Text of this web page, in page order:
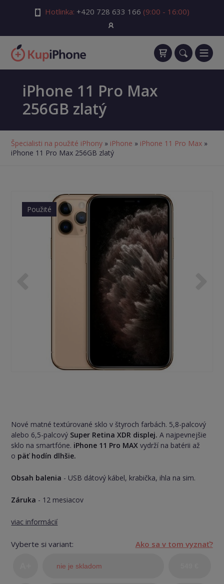
Hotlinka: +420 728 633 166 (9:00 - 16:00)
iPhone 11 Pro Max
256GB zlatý
Špecialisti na použité iPhony » iPhone » iPhone 11 Pro Max »
iPhone 11 Pro Max 256GB zlatý
Použité
Nové matné textúrované sklo v štyroch farbách. 5,8-palcový
alebo 6,5-palcový Super Retina XDR displej. A najpevnejšie
sklo na smartfóne. iPhone 11 Pro MAXvydrží na batérii až
o päť hodín dlhšie.
Obsah balenia - USB dátový kábel, krabička, ihla na sim.
Záruka - 12 mesiacov
viac informácií
Vyberte si variant: Ako sa v tom vyznať?
nie je skladom